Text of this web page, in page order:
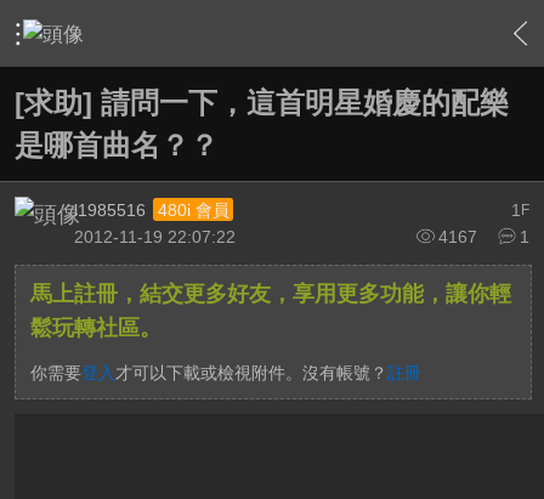
› 影片創作區 › 影片創作綜合討論 › 內容
[求助] 請問一下，這首明星婚慶的配樂
是哪首曲名？？
1 F
l1985516
480i 會員
4167
1
2012-11-19 22:07:22
馬上註冊，結交更多好友，享用更多功能，讓你輕
鬆玩轉社區。
你需要登入 才可以下載或檢視附件。沒有帳號？ 註冊